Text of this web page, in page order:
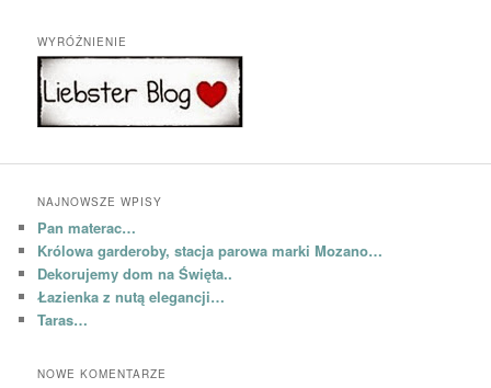
WYRÓŻNIENIE
NAJNOWSZE WPISY
Pan materac…
Królowa garderoby, stacja parowa marki Mozano…
Dekorujemy dom na Święta..
Łazienka z nutą elegancji…
Taras…
NOWE KOMENTARZE